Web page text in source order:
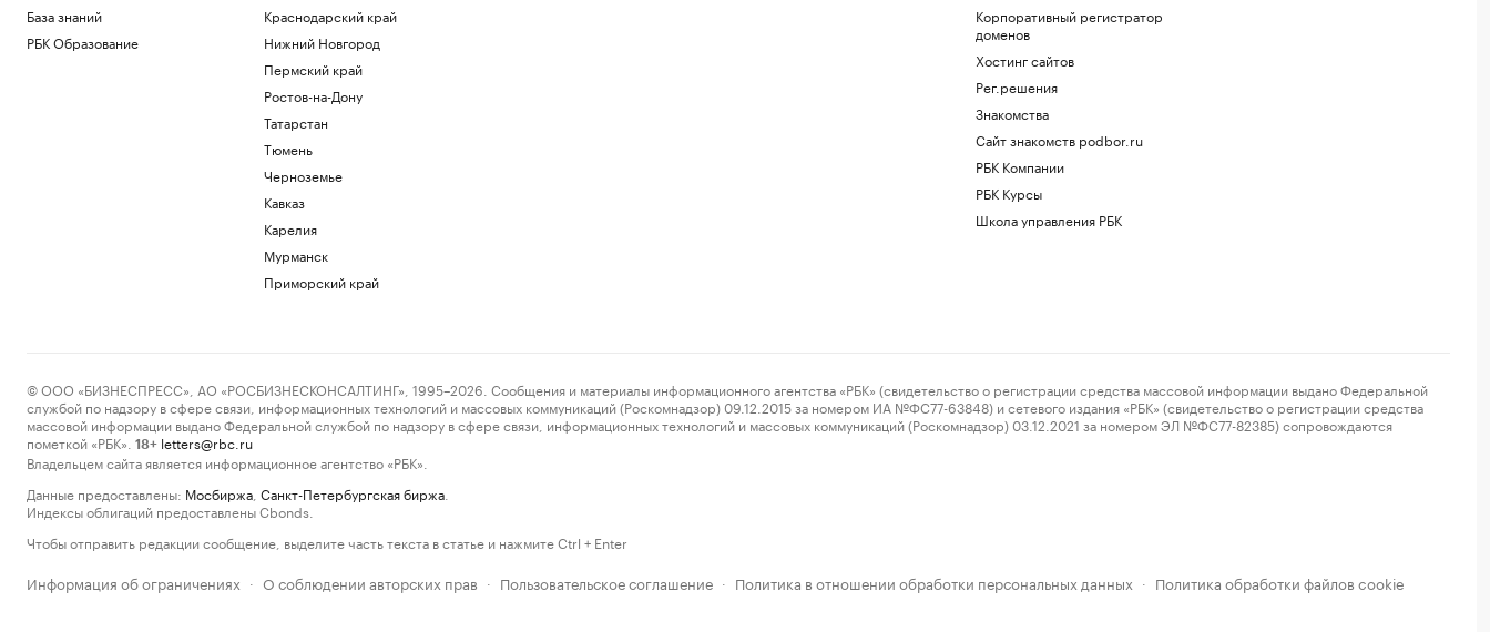
База знаний
РБК Образование
Краснодарский край
Нижний Новгород
Пермский край
Ростов-на-Дону
Татарстан
Тюмень
Черноземье
Кавказ
Карелия
Мурманск
Приморский край
Корпоративный регистратор
доменов
Хостинг сайтов
Рег.решения
Знакомства
Сайт знакомств podbor.ru
РБК Компании
РБК Курсы
Школа управления РБК
© ООО «БИЗНЕСПРЕСС», АО «РОСБИЗНЕСКОНСАЛТИНГ», 1995–2026. Сообщения и материалы информационного агентства «РБК» (свидетельство о регистрации средства массовой информации выдано Федеральной
службой по надзору в сфере связи, информационных технологий и массовых коммуникаций (Роскомнадзор) 09.12.2015 за номером ИА №ФС77-63848) и сетевого издания «РБК» (свидетельство о регистрации средства
массовой информации выдано Федеральной службой по надзору в сфере связи, информационных технологий и массовых коммуникаций (Роскомнадзор) 03.12.2021 за номером ЭЛ №ФС77-82385) сопровождаются
пометкой «РБК».
18+ letters@rbc.ru
Владельцем сайта является информационное агентство «РБК».
Данные предоставлены: Мосбиржа Санкт-Петербургская биржа
Индексы облигаций предоставлены Cbonds.
Чтобы отправить редакции сообщение, выделите часть текста в статье и нажмите Ctrl + Enter
Информация об ограничениях · О соблюдении авторских прав · Пользовательское соглашение · Политика в отношении обработки персональных данных · Политика обработки файлов cookie